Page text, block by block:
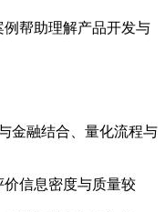
帮助理解产品开发与
金融结合、量化流程与
信息密度与质量较